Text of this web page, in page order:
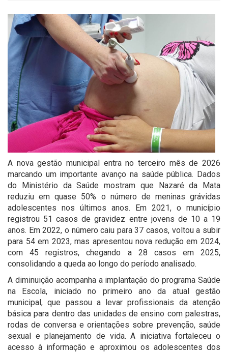
A nova gestão municipal entra no terceiro mês de 2026
marcando um importante avanço na saúde pública. Dados
do Ministério da Saúde mostram que Nazaré da Mata
reduziu em quase 50% o número de meninas grávidas
adolescentes nos últimos anos. Em 2021, o município
registrou 51 casos de gravidez entre jovens de 10 a 19
anos. Em 2022, o número caiu para 37 casos, voltou a subir
para 54 em 2023, mas apresentou nova redução em 2024,
com 45 registros, chegando a 28 casos em 2025,
consolidando a queda ao longo do período analisado.
A diminuição acompanha a implantação do programa Saúde
na Escola, iniciado no primeiro ano da atual gestão
municipal, que passou a levar profissionais da atenção
básica para dentro das unidades de ensino com palestras,
rodas de conversa e orientações sobre prevenção, saúde
sexual e planejamento de vida. A iniciativa fortaleceu o
acesso à informação e aproximou os adolescentes dos